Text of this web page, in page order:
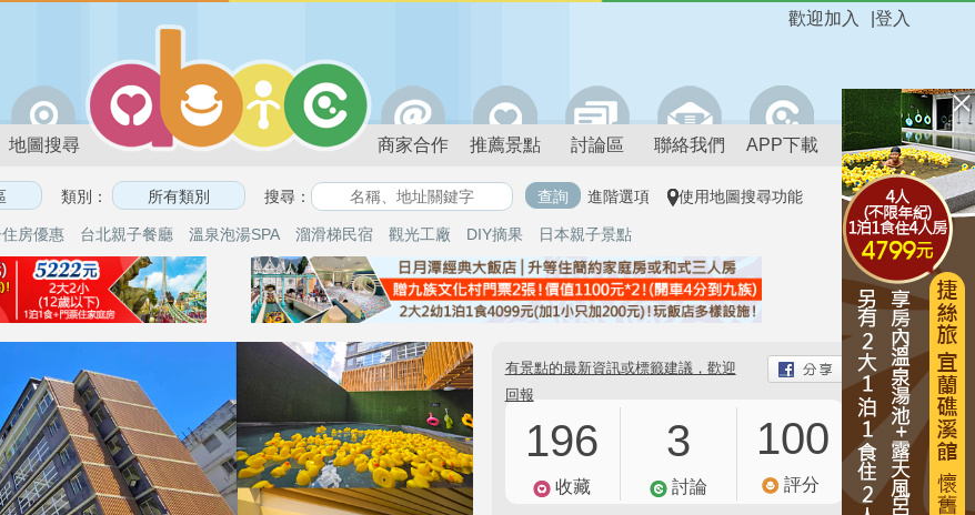
登入
歡迎加入
地圖搜尋 商家合作 推薦景點 討論區 聯絡我們 APP下載
類別： 搜尋： 進階選項 使用地圖搜尋功能
房優惠 台北親子餐廳 溫泉泡湯SPA 溜滑梯民宿 觀光工廠 DIY摘果 日本親子景點
有景點的最新資訊或標籤建議，歡迎
回報
196
收藏
3
討論
100
評分